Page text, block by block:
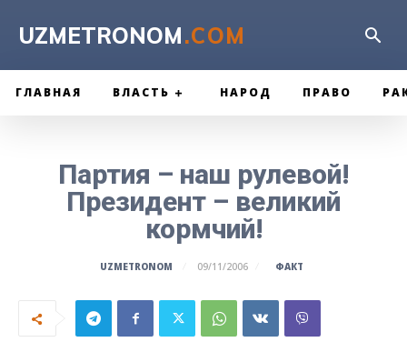
UZMETRONOM.COM
ГЛАВНАЯ ВЛАСТЬ НАРОД ПРАВО
Партия – наш рулевой!
Президент – великий
кормчий!
UZMETRONOM 09/11/2006 ФАКТ